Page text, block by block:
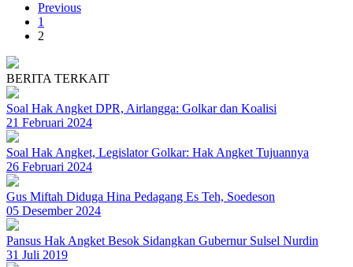
Previous
1
2
BERITA TERKAIT
Soal Hak Angket DPR, Airlangga: Golkar dan Koalisi
21 Februari 2024
Soal Hak Angket, Legislator Golkar: Hak Angket Tujuannya
26 Februari 2024
Gus Miftah Diduga Hina Pedagang Es Teh, Soedeson
05 Desember 2024
Pansus Hak Angket Besok Sidangkan Gubernur Sulsel Nurdin
31 Juli 2019